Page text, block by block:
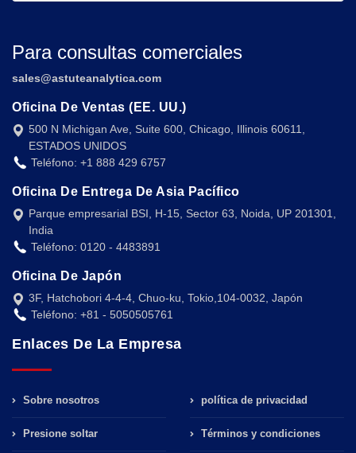
Para consultas comerciales
sales@astuteanalytica.com
Oficina De Ventas (EE. UU.)
500 N Michigan Ave, Suite 600, Chicago, Illinois 60611,
ESTADOS UNIDOS
Teléfono: +1 888 429 6757
Oficina De Entrega De Asia Pacífico
Parque empresarial BSI, H-15, Sector 63, Noida, UP 201301,
India
Teléfono: 0120 - 4483891
Oficina De Japón
3F, Hatchobori 4-4-4, Chuo-ku, Tokio,104-0032, Japón
Teléfono: +81 - 5050505761
Enlaces De La Empresa
Sobre nosotros
Presione soltar
política de privacidad
Términos y condiciones